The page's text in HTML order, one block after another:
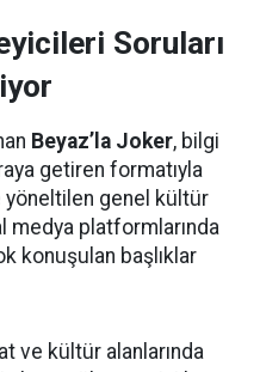
Soruları
Beyaz’la Joker, bilgi
getiren formatıyla
genel kültür
medya platformlarında
konuşulan başlıklar
ve kültür alanlarında